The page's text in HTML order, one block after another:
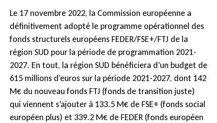
Le 17 novembre 2022, la Commission européenne a
définitivement adopté le programme opérationnel des
fonds structurels européens FEDER/FSE+/FTJ de la
région SUD pour la période de programmation 2021-
2027. En tout, la région SUD bénéficiera d’un budget de
615 millions d’euros sur la période 2021-2027, dont 142
M€ du nouveau fonds FTJ (fonds de transition juste)
qui viennent s’ajouter à 133.5 M€ de FSE+ (fonds social
européen plus) et 339.2 M€ de FEDER (fonds européen